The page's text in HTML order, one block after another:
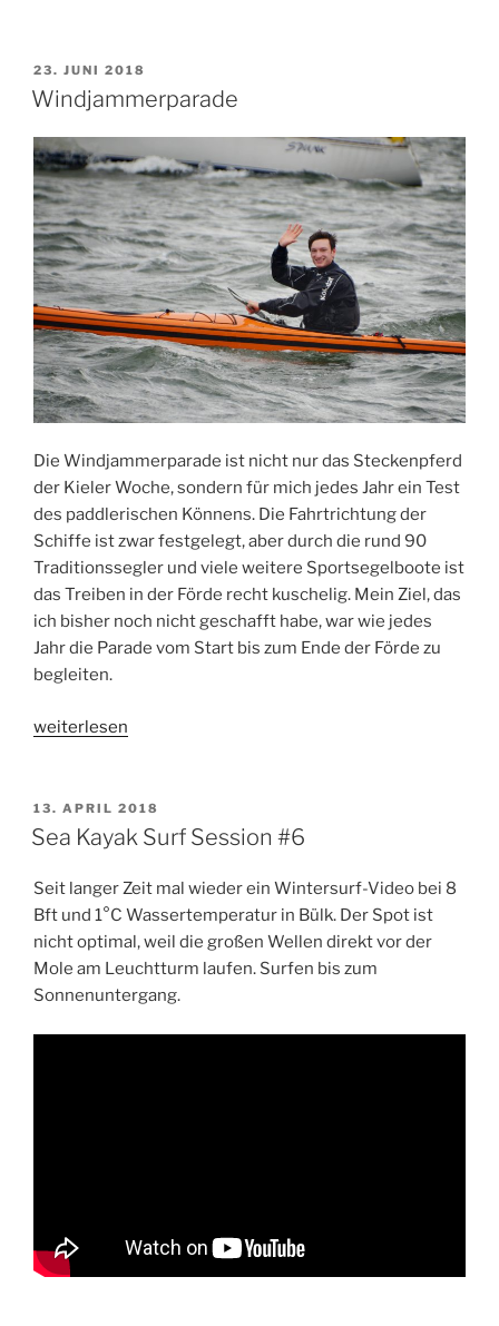
Quelle
bis
Meer“
VERÖFFENTLICHT
AM
23. JUNI 2018
Windjammerparade
Die Windjammerparade ist nicht nur das Steckenpferd
der Kieler Woche, sondern für mich jedes Jahr ein Test
des paddlerischen Könnens. Die Fahrtrichtung der
Schiffe ist zwar festgelegt, aber durch die rund 90
Traditionssegler und viele weitere Sportsegelboote ist
das Treiben in der Förde recht kuschelig. Mein Ziel, das
ich bisher noch nicht geschafft habe, war wie jedes
Jahr die Parade vom Start bis zum Ende der Förde zu
begleiten.
„Windjammerparade“
weiterlesen
VERÖFFENTLICHT
AM
13. APRIL 2018
Sea Kayak Surf Session #6
Seit langer Zeit mal wieder ein Wintersurf-Video bei 8
Bft und 1°C Wassertemperatur in Bülk. Der Spot ist
nicht optimal, weil die großen Wellen direkt vor der
Mole am Leuchtturm laufen. Surfen bis zum
Sonnenuntergang.